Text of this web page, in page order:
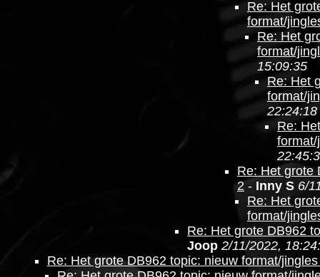
Re: Het
format/
Re: Het
format/
15:09:35
Re: Het
format/
22:24:18
Re:
Re: Het grote
2 - Inny S 6/
Re: Het
format/
Re: Het grote DB962
Joop 2/11/2022,
Re: Het grote DB962 topic: nieuw format/